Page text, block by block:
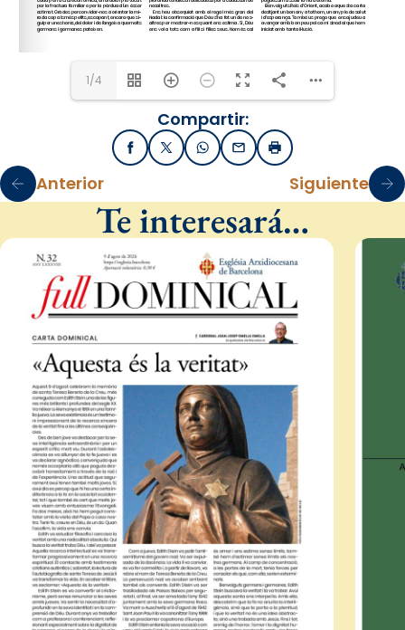
1/4
Compartir:
FacebookX / TwitterWhatsApp
EmailImprimir
Anterior Siguiente
Te interesará…